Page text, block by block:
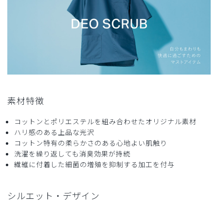
素材特徴
コットンとポリエステルを組み合わせたオリジナル素材
ハリ感のある上品な光沢
コットン特有の柔らかさのある心地よい肌触り
洗濯を繰り返しても消臭効果が持続
繊維に付着した細菌の増殖を抑制する加工を付与
シルエット・デザイン